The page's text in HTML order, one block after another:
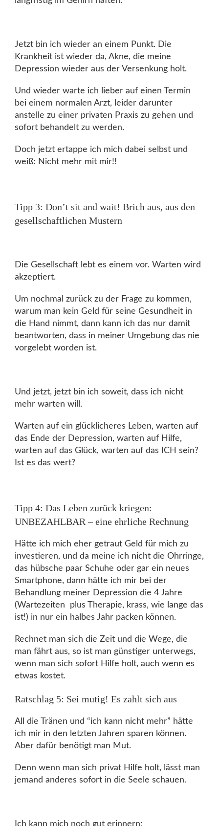
Jetzt bin ich wieder an einem Punkt. Die
Krankheit ist wieder da, Akne, die meine
Depression wieder aus der Versenkung holt.
Und wieder warte ich lieber auf einen Termin
bei einem normalen Arzt, leider darunter
anstelle zu einer privaten Praxis zu gehen und
sofort behandelt zu werden.
Doch jetzt ertappe ich mich dabei selbst und
weiß: Nicht mehr mit mir!!
Tipp 3: Don’t sit and wait! Brich aus, aus den
gesellschaftlichen Mustern
Die Gesellschaft lebt es einem vor. Warten wird
akzeptiert.
Um nochmal zurück zu der Frage zu kommen,
warum man kein Geld für seine Gesundheit in
die Hand nimmt, dann kann ich das nur damit
beantworten, dass in meiner Umgebung das nie
vorgelebt worden ist.
Und jetzt, jetzt bin ich soweit, dass ich nicht
mehr warten will.
Warten auf ein glücklicheres Leben, warten auf
das Ende der Depression, warten auf Hilfe,
warten auf das Glück, warten auf das ICH sein?
Ist es das wert?
Tipp 4: Das Leben zurück kriegen:
UNBEZAHLBAR – eine ehrliche Rechnung
Hätte ich mich eher getraut Geld für mich zu
investieren, und da meine ich nicht die Ohrringe,
das hübsche paar Schuhe oder gar ein neues
Smartphone, dann hätte ich mir bei der
Behandlung meiner Depression die 4 Jahre
(Wartezeiten plus Therapie, krass, wie lange das
ist!) in nur ein halbes Jahr packen können.
Rechnet man sich die Zeit und die Wege, die
man fährt aus, so ist man günstiger unterwegs,
wenn man sich sofort Hilfe holt, auch wenn es
etwas kostet.
Ratschlag 5: Sei mutig! Es zahlt sich aus
All die Tränen und “ich kann nicht mehr” hätte
ich mir in den letzten Jahren sparen können.
Aber dafür benötigt man Mut.
Denn wenn man sich privat Hilfe holt, lässt man
jemand anderes sofort in die Seele schauen.
Ich kann mich noch gut erinnern: